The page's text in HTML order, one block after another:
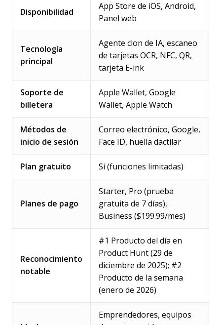
Disponibilidad
App Store de iOS, Android,
Panel web
Tecnología
principal
Agente clon de IA, escaneo
de tarjetas OCR, NFC, QR,
tarjeta E-ink
Soporte de
billetera
Apple Wallet, Google
Wallet, Apple Watch
Métodos de
inicio de sesión
Correo electrónico, Google,
Face ID, huella dactilar
Plan gratuito Sí (funciones limitadas)
Planes de pago
Starter, Pro (prueba
gratuita de 7 días),
Business ($199.99/mes)
Reconocimiento
notable
#1 Producto del día en
Product Hunt (29 de
diciembre de 2025); #2
Producto de la semana
(enero de 2026)
Emprendedores, equipos